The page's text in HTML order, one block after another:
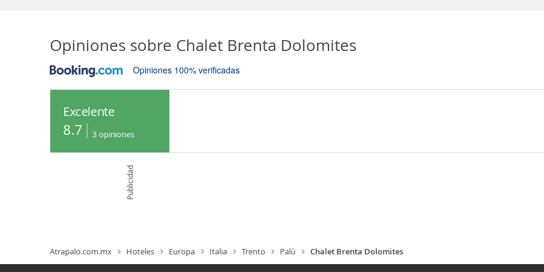
Opiniones sobre Chalet Brenta Dolomites
Opiniones 100% verificadas
Excelente
8.7 3 opiniones
Publicidad
Atrapalo.com.mx Hoteles Europa Italia Trento Palù Chalet Brenta Dolomites